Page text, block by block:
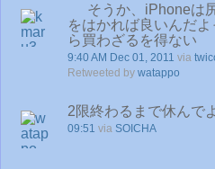
そうか、iPhoneは
をはかれば良いんだ
ら買わざるを得ない
9:40 AM Dec 01, 2011 via
Retweeted by watappo
2限終わるまで休んで
09:51 via SOICHA